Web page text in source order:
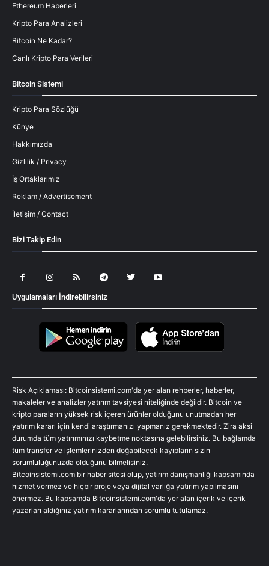
Ethereum Haberleri
Kripto Para Analizleri
Bitcoin Ne Kadar?
Canlı Kripto Para Verileri
Bitcoin Sistemi
Kripto Para Sözlüğü
Künye
Hakkımızda
Gizlilik / Privacy
İş Ortaklarımız
Reklam / Advertisement
İletişim / Contact
Bizi Takip Edin
Uygulamaları İndirebilirsiniz
Risk Açıklaması: Bitcoinsistemi.com'da yer alan rehberler, haberler,
makaleler ve analizler yatırım tavsiyesi niteliğinde değildir. Bitcoin ve
kripto paraların yüksek risk içeren ürünler olduğunu unutmadan her
yatırım kararı için kendi araştırmanızı yapmanız gerekmektedir. Zira aksi
durumda tüm yatırımınızı kaybetme noktasına gelebilirsiniz. Bu bağlamda
tüm transfer ve işlemlerinizden doğabilecek kayıpların sizin
sorumluluğunuzda olduğunu bilmelisiniz.
Bitcoinsistemi.com bir haber sitesi olup, yatırım danışmanlığı kapsamında
hizmet vermez ve hiçbir proje veya dijital varlığa yatırım yapılmasını
önermez. Bu kapsamda Bitcoinsistemi.com'da yer alan içerik ve içerik
yazarları aldığınız yatırım kararlarından sorumlu tutulamaz.